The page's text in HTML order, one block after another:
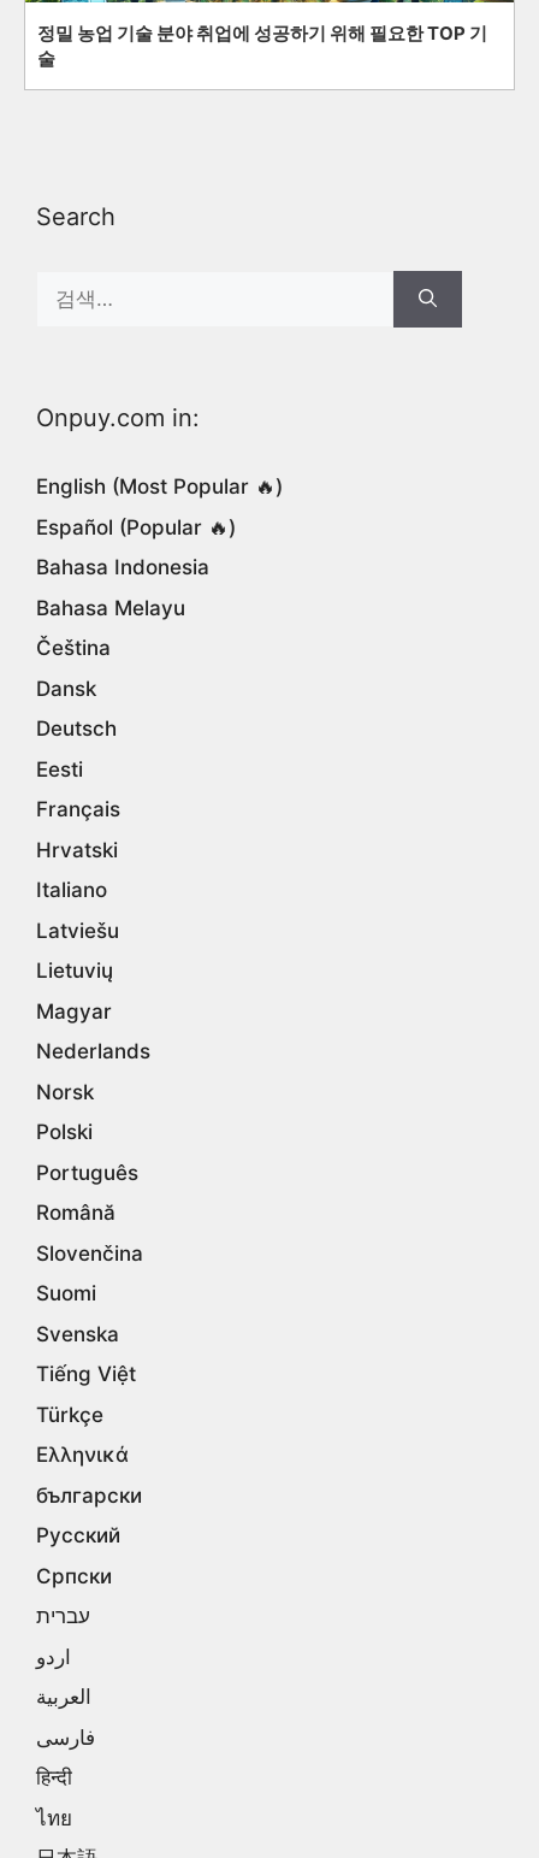
정밀 농업 기술 분야 취업에 성공하기 위해 필요한 TOP 기
술
Search
Search
for:
Onpuy.com in:
English (Most Popular 🔥)
Español (Popular 🔥)
Bahasa Indonesia
Bahasa Melayu
Čeština
Dansk
Deutsch
Eesti
Français
Hrvatski
Italiano
Latviešu
Lietuvių
Magyar
Nederlands
Norsk
Polski
Português
Română
Slovenčina
Suomi
Svenska
Tiếng Việt
Türkçe
Ελληνικά
български
Русский
Српски
עברית
اردو
العربية
فارسی
हिन्दी
ไทย